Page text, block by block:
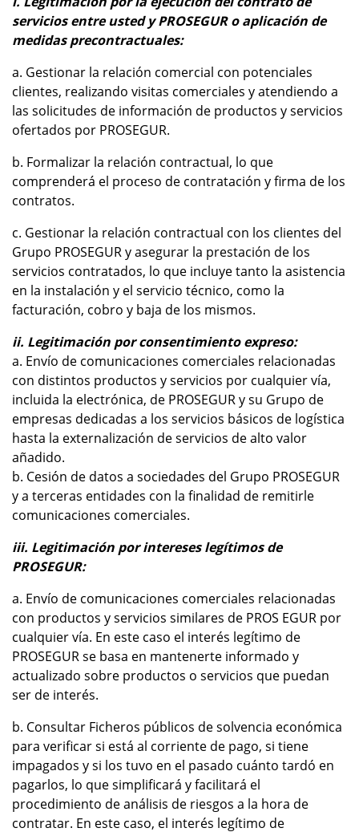
servicios entre usted y PROSEGUR o aplicación de
medidas precontractuales:
a. Gestionar la relación comercial con potenciales
clientes, realizando visitas comerciales y atendiendo a
las solicitudes de información de productos y servicios
ofertados por PROSEGUR.
b. Formalizar la relación contractual, lo que
comprenderá el proceso de contratación y firma de los
contratos.
c. Gestionar la relación contractual con los clientes del
Grupo PROSEGUR y asegurar la prestación de los
servicios contratados, lo que incluye tanto la asistencia
en la instalación y el servicio técnico, como la
facturación, cobro y baja de los mismos.
ii. Legitimación por consentimiento expreso:
a. Envío de comunicaciones comerciales relacionadas
con distintos productos y servicios por cualquier vía,
incluida la electrónica, de PROSEGUR y su Grupo de
empresas dedicadas a los servicios básicos de logística
hasta la externalización de servicios de alto valor
añadido.
b. Cesión de datos a sociedades del Grupo PROSEGUR
y a terceras entidades con la finalidad de remitirle
comunicaciones comerciales.
iii. Legitimación por intereses legítimos de
PROSEGUR:
a. Envío de comunicaciones comerciales relacionadas
con productos y servicios similares de PROS EGUR por
cualquier vía. En este caso el interés legítimo de
PROSEGUR se basa en mantenerte informado y
actualizado sobre productos o servicios que puedan
ser de interés.
b. Consultar Ficheros públicos de solvencia económica
para verificar si está al corriente de pago, si tiene
impagados y si los tuvo en el pasado cuánto tardó en
pagarlos, lo que simplificará y facilitará el
procedimiento de análisis de riesgos a la hora de
contratar. En este caso, el interés legítimo de